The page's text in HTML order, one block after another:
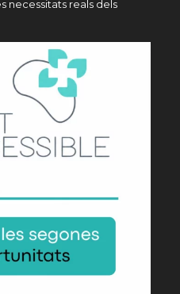
necessitats reals dels